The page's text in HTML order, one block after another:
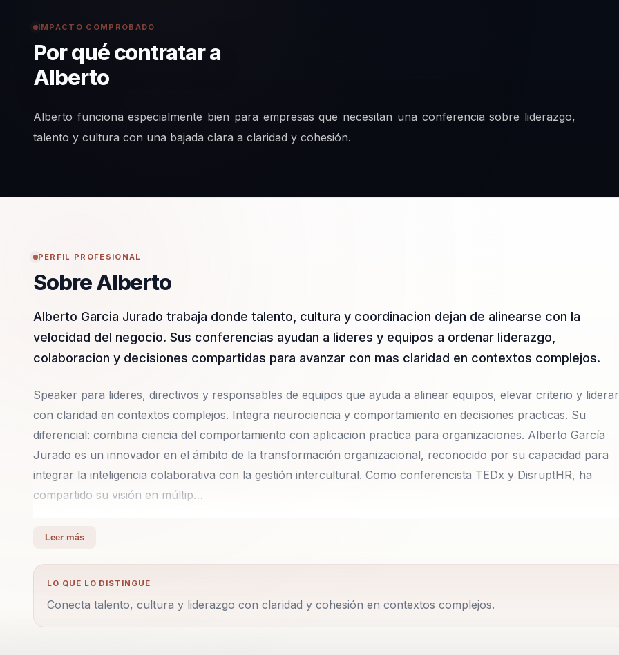
IMPACTO COMPROBADO
Por qué contratar a
Alberto
Alberto funciona especialmente bien para empresas que necesitan una conferencia sobre liderazgo,
talento y cultura con una bajada clara a claridad y cohesión.
PERFIL PROFESIONAL
Sobre Alberto
Alberto Garcia Jurado trabaja donde talento, cultura y coordinacion dejan de alinearse con la
velocidad del negocio. Sus conferencias ayudan a lideres y equipos a ordenar liderazgo,
colaboracion y decisiones compartidas para avanzar con mas claridad en contextos complejos.
Speaker para lideres, directivos y responsables de equipos que ayuda a alinear equipos, elevar criterio y liderar
con claridad en contextos complejos. Integra neurociencia y comportamiento en decisiones practicas. Su
diferencial: combina ciencia del comportamiento con aplicacion practica para organizaciones. Alberto García
Jurado es un innovador en el ámbito de la transformación organizacional, reconocido por su capacidad para
integrar la inteligencia colaborativa con la gestión intercultural. Como conferencista TEDx y DisruptHR, ha
compartido su visión en múltip…
Alberto García Jurado es un innovador en el ámbito de la transformación organizacional, reconocido por su
DisruptHR, ha compartido su visión en múltiples escenarios internacionales, inspirando a líderes y
Colaborativos Humanos, una metodología revolucionaria que redefine la forma en que las empresas gestionan
Leer más
LO QUE LO DISTINGUE
Conecta talento, cultura y liderazgo con claridad y cohesión en contextos complejos.